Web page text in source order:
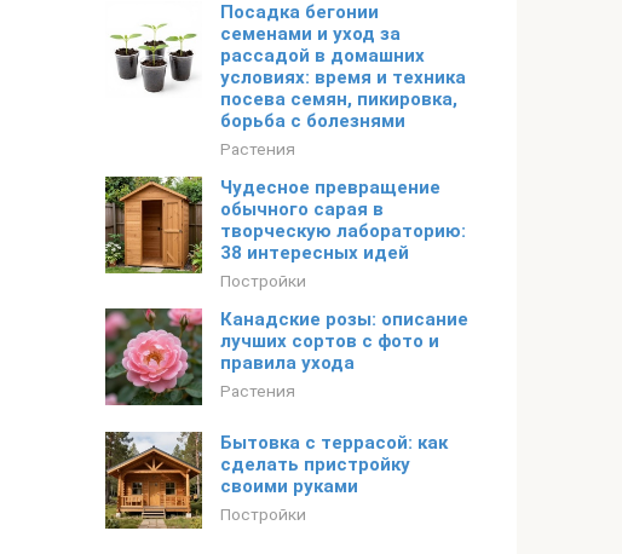
Посадка бегонии
семенами и уход за
рассадой в домашних
условиях: время и техника
посева семян, пикировка,
борьба с болезнями
Растения
Чудесное превращение
обычного сарая в
творческую лабораторию:
38 интересных идей
Постройки
Канадские розы: описание
лучших сортов с фото и
правила ухода
Растения
Бытовка с террасой: как
сделать пристройку
своими руками
Постройки